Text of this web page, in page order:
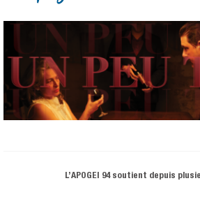
L’APOGEI 94 soutient depuis